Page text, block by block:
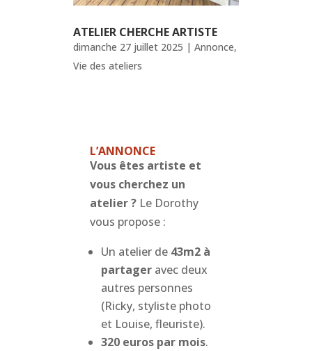
ATELIER CHERCHE ARTISTE
dimanche 27 juillet 2025 | Annonce,
Vie des ateliers
L’ANNONCE
Vous êtes artiste et
vous cherchez un
atelier ? Le Dorothy
vous propose :
Un atelier de 43m2 à
partageravec deux
autres personnes
(Ricky, styliste photo
et Louise, fleuriste).
320 euros par mois.